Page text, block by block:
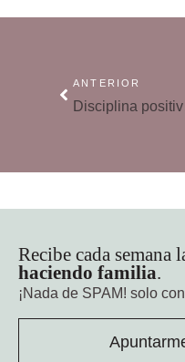
ANTERIOR
Recibe cada semana
haciendo familia.
¡Nada de SPAM! solo